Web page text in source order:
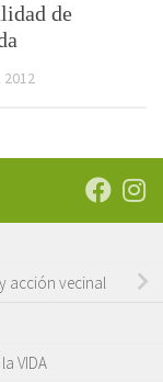
de
2012
acción vecinal
VIDA